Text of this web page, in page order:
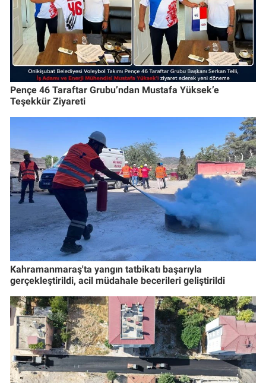
Pençe 46 Taraftar Grubu’ndan Mustafa Yüksek’e
Teşekkür Ziyareti
Kahramanmaraş'ta yangın tatbikatı başarıyla
gerçekleştirildi, acil müdahale becerileri geliştirildi